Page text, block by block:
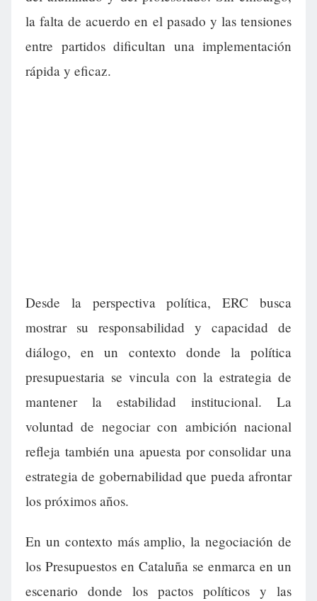
la falta de acuerdo en el pasado y las tensiones
entre partidos dificultan una implementación
rápida y eficaz.
Desde la perspectiva política, ERC busca
mostrar su responsabilidad y capacidad de
diálogo, en un contexto donde la política
presupuestaria se vincula con la estrategia de
mantener la estabilidad institucional. La
voluntad de negociar con ambición nacional
refleja también una apuesta por consolidar una
estrategia de gobernabilidad que pueda afrontar
los próximos años.
En un contexto más amplio, la negociación de
los Presupuestos en Cataluña se enmarca en un
escenario donde los pactos políticos y las